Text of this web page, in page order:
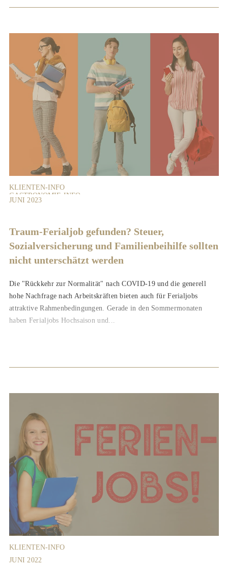
KLIENTEN-INFO
GASTRONOMIE-INFO
JUNI 2023
Traum-Ferialjob gefunden? Steuer,
Sozialversicherung und Familienbeihilfe sollten
nicht unterschätzt werden
Die "Rückkehr zur Normalität" nach COVID-19 und die generell
hohe Nachfrage nach Arbeitskräften bieten auch für Ferialjobs
attraktive Rahmenbedingungen. Gerade in den Sommermonaten
haben Ferialjobs Hochsaison und...
KLIENTEN-INFO
JUNI 2022